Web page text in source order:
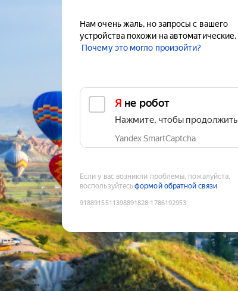
Нам очень жаль, но запросы с вашего
устройства похожи на автоматические.
Почему это могло произойти?
Я не робот
Нажмите, чтобы продолжить
Yandex SmartCaptcha
Если у вас возникли проблемы, пожалуйста,
воспользуйтесьформой обратной связи
9188915511398891828:1786192953